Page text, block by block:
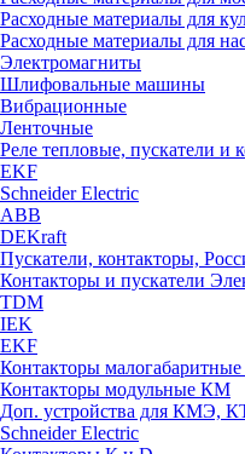
Расходные материалы для
Расходные материалы для
Электромагниты
Шлифовальные машины
Вибрационные
Ленточные
Реле тепловые, пускатели и
EKF
Schneider Electric
ABB
DEKraft
Пускатели, контакторы,
Контакторы и пускатели
TDM
IEK
EKF
Контакторы
Контакторы модульные КМ
Доп. устройства для КМЭ,
Schneider Electric